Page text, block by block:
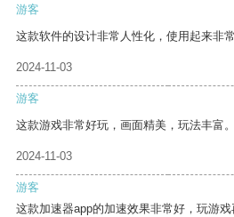
游客
这款软件的设计非常人性化，使用起来非常
2024-11-03
游客
这款游戏非常好玩，画面精美，玩法丰富。
2024-11-03
游客
这款加速器app的加速效果非常好，玩游